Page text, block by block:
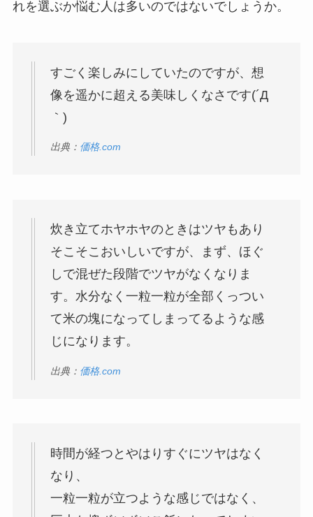
れを選ぶか悩む人は多いのではないでしょうか。
すごく楽しみにしていたのですが、想
像を遥かに超える美味しくなさです(´Д
｀)
出典： 価格.com
炊き立てホヤホヤのときはツヤもあり
そこそこおいしいですが、まず、ほぐ
しで混ぜた段階でツヤがなくなりま
す。水分なく一粒一粒が全部くっつい
て米の塊になってしまってるような感
じになります。
出典： 価格.com
時間が経つとやはりすぐにツヤはなく
なり、
一粒一粒が立つような感じではなく、